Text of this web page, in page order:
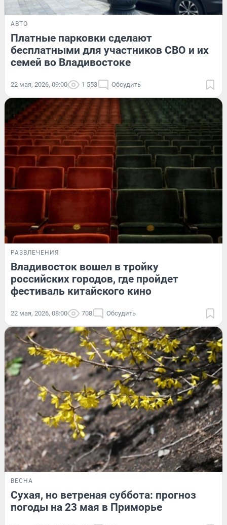
АВТО
Платные парковки сделают
бесплатными для участников СВО и их
семей во Владивостоке
22 мая, 2026, 09:00 1 553 Обсудить
РАЗВЛЕЧЕНИЯ
Владивосток вошел в тройку
российских городов, где пройдет
фестиваль китайского кино
22 мая, 2026, 08:00 708 Обсудить
ВЕСНА
Сухая, но ветреная суббота: прогноз
погоды на 23 мая в Приморье